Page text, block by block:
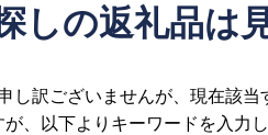
しの返礼品は
し訳ございませんが、現在該当
、以下よりキーワードを入力